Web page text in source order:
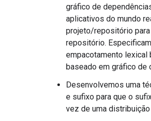
gráfico de
aplicativos do mundo
projeto/repositório
repositório.
empacotamento lexical
baseado em gráfico de
Desenvolvemos uma
e sufixo para que o
vez de uma